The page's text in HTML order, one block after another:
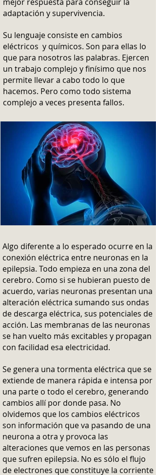
adaptación y supervivencia.
Su lenguaje consiste en cambios
eléctricos y químicos. Son para ellas lo
que para nosotros las palabras. Ejercen
un trabajo complejo y finísimo que nos
permite llevar a cabo todo lo que
hacemos. Pero como todo sistema
complejo a veces presenta fallos.
Algo diferente a lo esperado ocurre en la
conexión eléctrica entre neuronas en la
epilepsia. Todo empieza en una zona del
cerebro. Como si se hubieran puesto de
acuerdo, varias neuronas presentan una
alteración eléctrica sumando sus ondas
de descarga eléctrica, sus potenciales de
acción. Las membranas de las neuronas
se han vuelto más excitables y propagan
con facilidad esa electricidad.
Se genera una tormenta eléctrica que se
extiende de manera rápida e intensa por
una parte o todo el cerebro, generando
cambios allí por donde pasa. No
olvidemos que los cambios eléctricos
son información que va pasando de una
neurona a otra y provoca las
alteraciones que vemos en las personas
que sufren epilepsia. No es sólo el flujo
de electrones que constituye la corriente